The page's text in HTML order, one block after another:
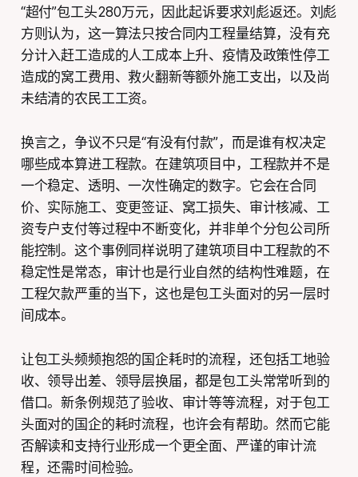
“超付”包工头280万元，因此起诉要求刘彪返还。刘彪
方则认为，这一算法只按合同内工程量结算，没有充
分计入赶工造成的人工成本上升、疫情及政策性停工
造成的窝工费用、救火翻新等额外施工支出，以及尚
未结清的农民工工资。
换言之，争议不只是“有没有付款”，而是谁有权决定
哪些成本算进工程款。在建筑项目中，工程款并不是
一个稳定、透明、一次性确定的数字。它会在合同
价、实际施工、变更签证、窝工损失、审计核减、工
资专户支付等过程中不断变化，并非单个分包公司所
能控制。这个事例同样说明了建筑项目中工程款的不
稳定性是常态，审计也是行业自然的结构性难题，在
工程欠款严重的当下，这也是包工头面对的另一层时
间成本。
让包工头频频抱怨的国企耗时的流程，还包括工地验
收、领导出差、领导层换届，都是包工头常常听到的
借口。新条例规范了验收、审计等等流程，对于包工
头面对的国企的耗时流程，也许会有帮助。然而它能
否解读和支持行业形成一个更全面、严谨的审计流
程，还需时间检验。